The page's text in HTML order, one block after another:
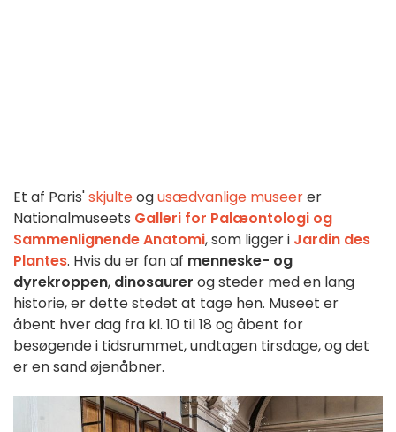
Et af Paris'skjulteogusædvanlige museerer
Nationalmuseets Galleri for Palæontologi og
Sammenlignende Anatomi, som ligger i Jardin des
Plantes. Hvis du er fan af menneske- og
dyrekroppen, dinosaurer og steder med en lang
historie, er dette stedet at tage hen. Museet er
åbent hver dag fra kl. 10 til 18 og åbent for
besøgende i tidsrummet, undtagen tirsdage, og det
er en sand øjenåbner.